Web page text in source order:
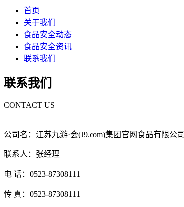
首页
关于我们
食品安全动态
食品安全资讯
联系我们
联系我们
CONTACT US
公司名：江苏九游·会(J9.com)集团官网食品有限公司
联系人：张经理
电 话：0523-87308111
传 真：0523-87308111